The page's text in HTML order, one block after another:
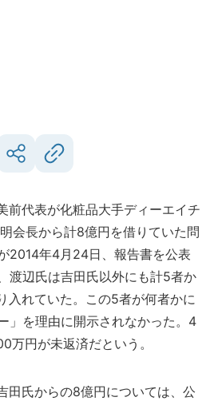
前代表が化粧品大手ディーエイチ
会長から計8億円を借りていた問
2014年4月24日、報告書を公表
渡辺氏は吉田氏以外にも計5者か
入れていた。この5者が何者かに
」を理由に開示されなかった。4
万円が未返済だという。
田氏からの8億円については、公